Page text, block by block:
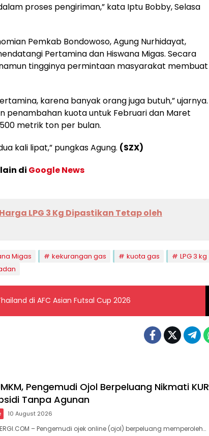
proses pengiriman,” kata Iptu Bobby, Selasa
Pemkab Bondowoso, Agung Nurhidayat,
Pertamina dan Hiswana Migas. Secara
tingginya permintaan masyarakat membuat
karena banyak orang juga butuh,” ujarnya.
penambahan kuota untuk Februari dan Maret
metrik ton per bulan.
kali lipat,” pungkas Agung. (SZX)
di Google News
LPG 3 Kg Dipastikan Tetap oleh
Migas kekurangan gas kuota gas
LPG 3 kg
di AFC Asian Futsal Cup 2026
Pengemudi Ojol Berpeluang Nikmati KUR
Tanpa Agunan
10 August 2026
– Pengemudi ojek online (ojol) berpeluang memperoleh…